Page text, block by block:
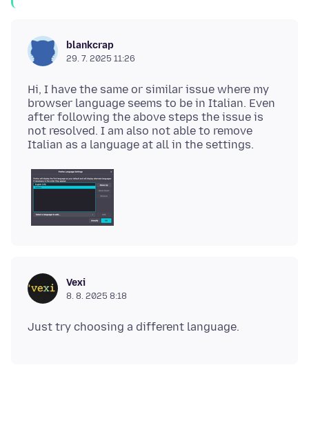
blankcrap
29. 7. 2025 11:26
Hi, I have the same or similar issue where my
browser language seems to be in Italian. Even
after following the above steps the issue is
not resolved. I am also not able to remove
Vexi
8. 8. 2025 8:18